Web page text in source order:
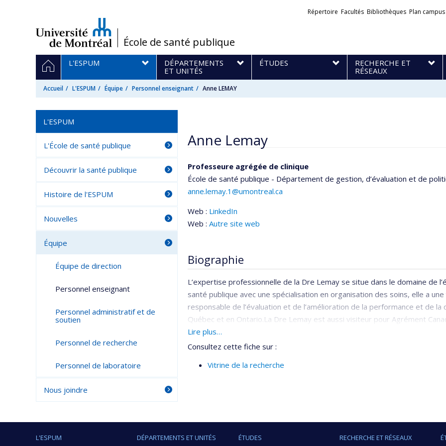
/École de santé publique
Liens
Répertoire Facultés Bibliothèques Plan campus
Navigation
principale
ACCUEIL
L'ESPUM
DÉPARTEMENTS
ET UNITÉS
ÉTUDES
RECHERCHE ET
RÉSEAUX
Accueil L'ESPUM Équipe Personnel enseignant Anne LEMAY
Anne Lemay
Professeure agrégée de clinique
École de santé publique - Département de gestion, d’évaluation et de
anne.lemay.1@umontreal.ca
Web : LinkedIn
Web : Autre site web
Biographie
L’expertise professionnelle de la Dre Lemay se situe dans le domaine de
santé publique avec une spécialisation en organisation des soins, elle a
responsable de l’évaluation et de l’amélioration de la performance et de
Québec et en Ontario.La Dre Lemay est aussi visiteur pour Agrément
de professeure agrégée de clinique à l’Université de Montréal.
Lire plus…
Consultez cette fiche sur :
Vitrine de la recherche
L'ESPUM
L'École de santé publique
Découvrir la santé publique
Histoire de l'ESPUM
Nouvelles
Équipe
Équipe de direction
Personnel enseignant
Personnel administratif et de
soutien
Personnel de recherche
Personnel de laboratoire
Nous joindre
L'ESPUM DÉPARTEMENTS ET UNITÉS ÉTUDES RECHERCHE ET RÉSEAUX